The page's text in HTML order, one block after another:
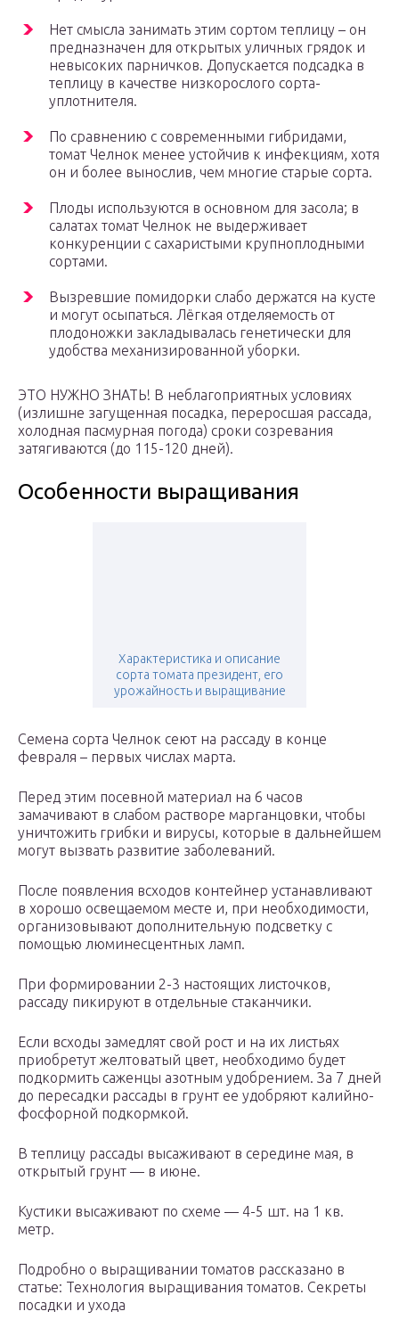
Нет смысла занимать этим сортом теплицу – он
предназначен для открытых уличных грядок и
невысоких парничков. Допускается подсадка в
теплицу в качестве низкорослого сорта-
уплотнителя.
По сравнению с современными гибридами,
томат Челнок менее устойчив к инфекциям, хотя
он и более вынослив, чем многие старые сорта.
Плоды используются в основном для засола; в
салатах томат Челнок не выдерживает
конкуренции с сахаристыми крупноплодными
сортами.
Вызревшие помидорки слабо держатся на кусте
и могут осыпаться. Лёгкая отделяемость от
плодоножки закладывалась генетически для
удобства механизированной уборки.
ЭТО НУЖНО ЗНАТЬ! В неблагоприятных условиях
(излишне загущенная посадка, переросшая рассада,
холодная пасмурная погода) сроки созревания
затягиваются (до 115-120 дней).
Особенности выращивания
Характеристика и описание
сорта томата президент, его
урожайность и выращивание
Семена сорта Челнок сеют на рассаду в конце
февраля – первых числах марта.
Перед этим посевной материал на 6 часов
замачивают в слабом растворе марганцовки, чтобы
уничтожить грибки и вирусы, которые в дальнейшем
могут вызвать развитие заболеваний.
После появления всходов контейнер устанавливают
в хорошо освещаемом месте и, при необходимости,
организовывают дополнительную подсветку с
помощью люминесцентных ламп.
При формировании 2-3 настоящих листочков,
рассаду пикируют в отдельные стаканчики.
Если всходы замедлят свой рост и на их листьях
приобретут желтоватый цвет, необходимо будет
подкормить саженцы азотным удобрением. За 7 дней
до пересадки рассады в грунт ее удобряют калийно-
фосфорной подкормкой.
В теплицу рассады высаживают в середине мая, в
открытый грунт — в июне.
Кустики высаживают по схеме — 4-5 шт. на 1 кв.
метр.
Подробно о выращивании томатов рассказано в
статье: Технология выращивания томатов. Секреты
посадки и ухода